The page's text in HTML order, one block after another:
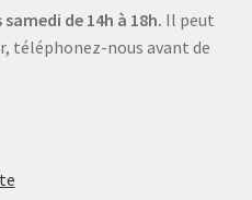
de 14h à 18h. Il peut
téléphonez-nous avant de